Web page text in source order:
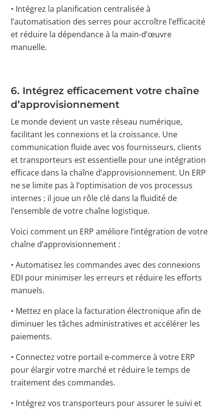
• Intégrez la planification centralisée à
l’automatisation des serres pour accroître l’efficacité
et réduire la dépendance à la main-d’œuvre
manuelle.
6. Intégrez efficacement votre chaîne
d’approvisionnement
Le monde devient un vaste réseau numérique,
facilitant les connexions et la croissance. Une
communication fluide avec vos fournisseurs, clients
et transporteurs est essentielle pour une intégration
efficace dans la chaîne d’approvisionnement. Un ERP
ne se limite pas à l’optimisation de vos processus
internes ; il joue un rôle clé dans la fluidité de
l’ensemble de votre chaîne logistique.
Voici comment un ERP améliore l’intégration de votre
chaîne d’approvisionnement :
• Automatisez les commandes avec des connexions
EDI pour minimiser les erreurs et réduire les efforts
manuels.
• Mettez en place la facturation électronique afin de
diminuer les tâches administratives et accélérer les
paiements.
• Connectez votre portail e-commerce à votre ERP
pour élargir votre marché et réduire le temps de
traitement des commandes.
• Intégrez vos transporteurs pour assurer le suivi et